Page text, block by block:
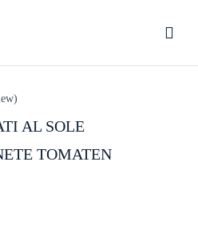
AL SOLE
TOMATEN
You must belogged in